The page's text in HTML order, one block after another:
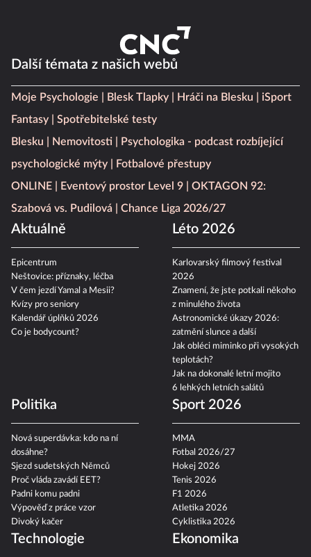
Další témata z našich webů
Moje Psychologie Blesk Tlapky Hráči na Blesku
iSport
Fantasy
Spotřebitelské testy
Blesku
Nemovitosti
Psychologika - podcast rozbíjející
psychologické mýty
Fotbalové přestupy
ONLINE
Eventový prostor Level 9
OKTAGON 92:
Szabová vs. Pudilová
Chance Liga 2026/27
Aktuálně
Epicentrum
Neštovice: příznaky, léčba
V čem jezdí Yamal a Mesii?
Kvízy pro seniory
Kalendář úplňků 2026
Co je bodycount?
Léto 2026
Karlovarský filmový festival
2026
Znamení, že jste potkali někoho
z minulého života
Astronomické úkazy 2026:
zatmění slunce a další
Jak obléci miminko při vysokých
teplotách?
Jak na dokonalé letní mojito
6 lehkých letních salátů
Politika
Nová superdávka: kdo na ní
dosáhne?
Sjezd sudetských Němců
Proč vláda zavádí EET?
Padni komu padni
Výpověď z práce vzor
Divoký kačer
Sport 2026
MMA
Fotbal 2026/27
Hokej 2026
Tenis 2026
F1 2026
Atletika 2026
Cyklistika 2026
Technologie Ekonomika